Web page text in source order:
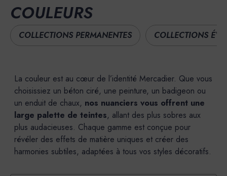
COULEURS
COLLECTIONS PERMANENTES COLLECTIONS
La couleur est au cœur de l’identité Mercadier. Que vous
choisissiez un béton ciré, une peinture, un badigeon ou
un enduit de chaux, nos nuanciers vous offrent une
large palette de teintes, allant des plus sobres aux
plus audacieuses. Chaque gamme est conçue pour
révéler des effets de matière uniques et créer des
harmonies subtiles, adaptées à tous vos styles décoratifs.